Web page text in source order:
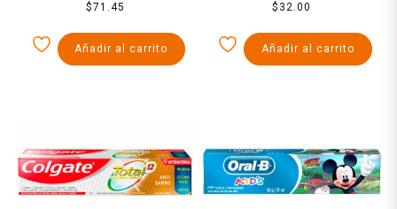
Colgate Luminous White
$71.45
Añadir al carrito
boca cuidada 66 ml
$ 32.00
Añadir al carrito